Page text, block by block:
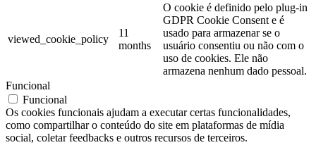
viewed_cookie_policy
11
months
O cookie é definido pelo plug-in
GDPR Cookie Consent e é
usado para armazenar se o
usuário consentiu ou não com o
uso de cookies. Ele não
armazena nenhum dado pessoal.
Funcional
Funcional
Os cookies funcionais ajudam a executar certas funcionalidades,
como compartilhar o conteúdo do site em plataformas de mídia
social, coletar feedbacks e outros recursos de terceiros.